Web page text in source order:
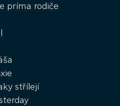
príma rodiče
střílejí